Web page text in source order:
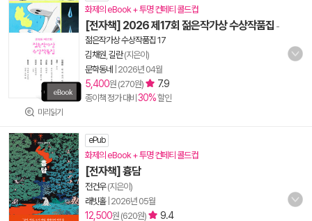
미리읽기
화제의 eBook + 투명 컨페티 콜드컵
[전자책] 2026 제17회 젊은작가상 수상작품집 -
젊은작가상 수상작품집 17
김채원 길란(지은이)
문학동네
2026년 04월
5,400원 (270원) 7.9
종이책 정가 대비 30%할인
ePub
화제의 eBook + 투명 컨페티 콜드컵
[전자책] 흉담
전건우(지은이)
래빗홀| 2026년 05월
12,500원 (620원) 9.4